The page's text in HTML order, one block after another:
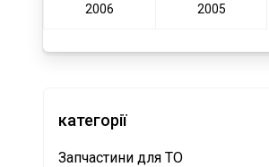
2006 2005
категорії
Запчастини для ТО